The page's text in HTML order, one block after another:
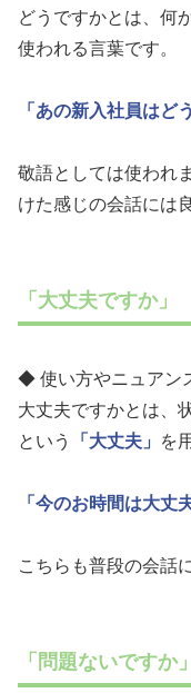
どうですかとは、何
使われる言葉です。
「あの新入社員はど
敬語としては使われ
けた感じの会話には
「大丈夫ですか」
◆ 使い方やニュアン
大丈夫ですかとは、
という
「大丈夫」 を
「今のお時間は大丈
こちらも普段の会話
「問題ないですか」